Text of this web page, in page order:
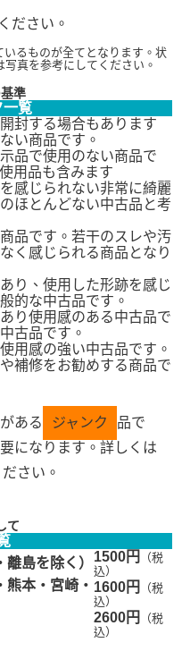
ださい。
るものが全てとなります。状
真を参考にしてください。
準
一覧
封する場合もあります
い商品です。
品で使用のない商品で
用品も含みます
感じられない非常に綺麗
ほとんどない中古品と考
品です。若干のスレや汚
く感じられる商品となり
り、使用した形跡を感じ
的な中古品です。
り使用感のある中古品で
古品です。
用感の強い中古品です。
補修をお勧めする商品で
ある ジャンク
品で
になります。詳しくは
さい。
て
島を除く）
1500円 （税
込）
本・宮崎・ 1600円 （税
込）
2600円 （税
込）